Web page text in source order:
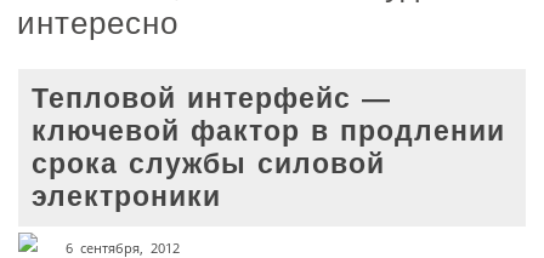
интересно
Тепловой интерфейс —
ключевой фактор в продлении
срока службы силовой
электроники
6 сентября, 2012